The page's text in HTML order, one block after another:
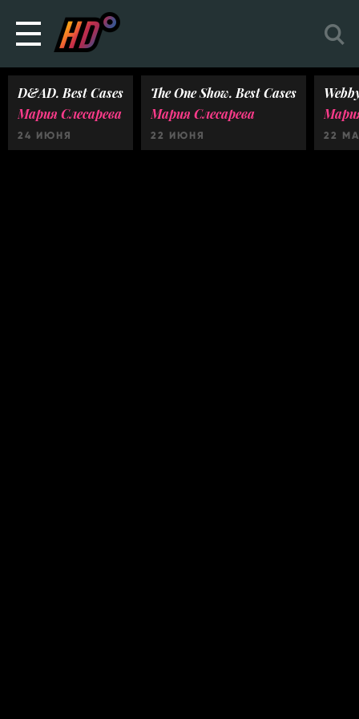
D&AD. Best Cases
Мария Слесарева
24 ИЮНЯ
The One Show. Best Cases
Мария Слесарева
22 ИЮНЯ 22